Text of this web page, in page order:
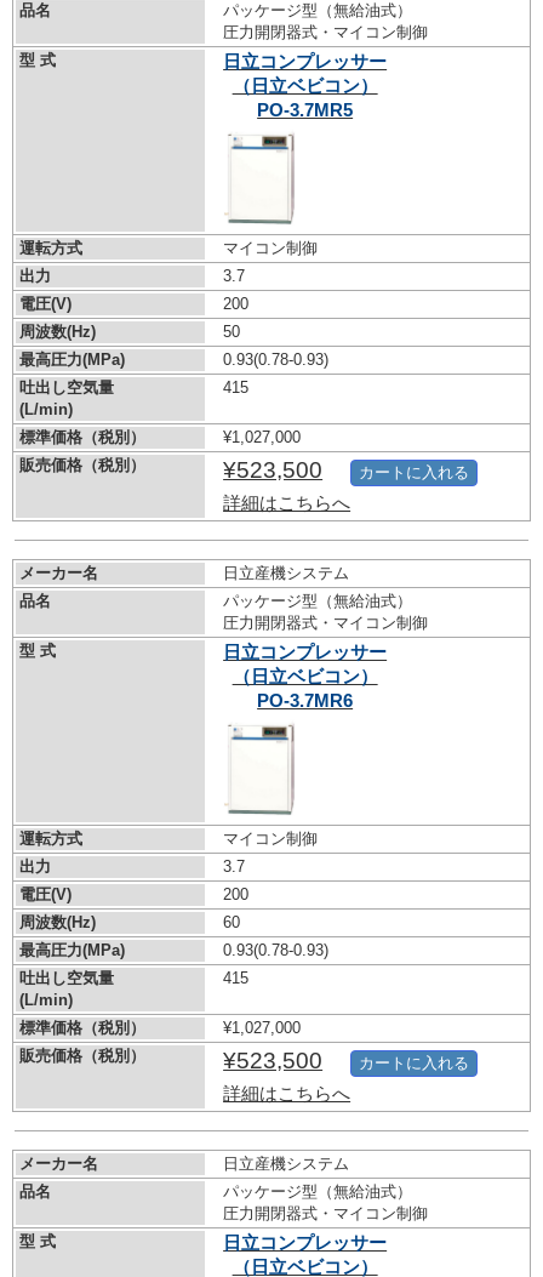
品名
パッケージ型（無給油式）
圧力開閉器式・マイコン制御
型 式
日立コンプレッサー
（日立ベビコン）
PO-3.7MR5
運転方式
マイコン制御
出力
3.7
電圧(V)
200
周波数(Hz)
50
最高圧力(MPa)
0.93(0.78-0.93)
吐出し空気量
(L/min)
415
標準価格（税別）
¥1,027,000
販売価格（税別）
¥523,500
詳細はこちらへ
カートに入れる
メーカー名
日立産機システム
品名
パッケージ型（無給油式）
圧力開閉器式・マイコン制御
型 式
日立コンプレッサー
（日立ベビコン）
PO-3.7MR6
運転方式
マイコン制御
出力
3.7
電圧(V)
200
周波数(Hz)
60
最高圧力(MPa)
0.93(0.78-0.93)
吐出し空気量
(L/min)
415
標準価格（税別）
¥1,027,000
販売価格（税別）
¥523,500
詳細はこちらへ
カートに入れる
メーカー名
日立産機システム
品名
パッケージ型（無給油式）
圧力開閉器式・マイコン制御
型 式
日立コンプレッサー
（日立ベビコン）